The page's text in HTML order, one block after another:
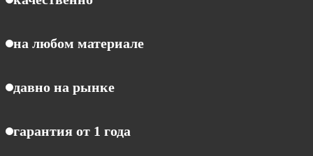
на любом материале
давно на рынке
гарантия от 1 года